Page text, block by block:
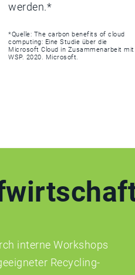
werden.*
*Quelle: The carbon benefits of cloud
computing: Eine Studie über die
Microsoft Cloud in Zusammenarbeit mit
WSP. 2020. Microsoft.
interne Workshops
Recycling-